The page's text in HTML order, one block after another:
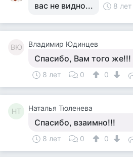
вас не видно... 8 лет
ВЮ Владимир Юдинцев
Спасибо, Вам того же!!!
8 лет 0 0
НТ Наталья Тюленева
Спасибо, взаимно!!!
8 лет 0 0